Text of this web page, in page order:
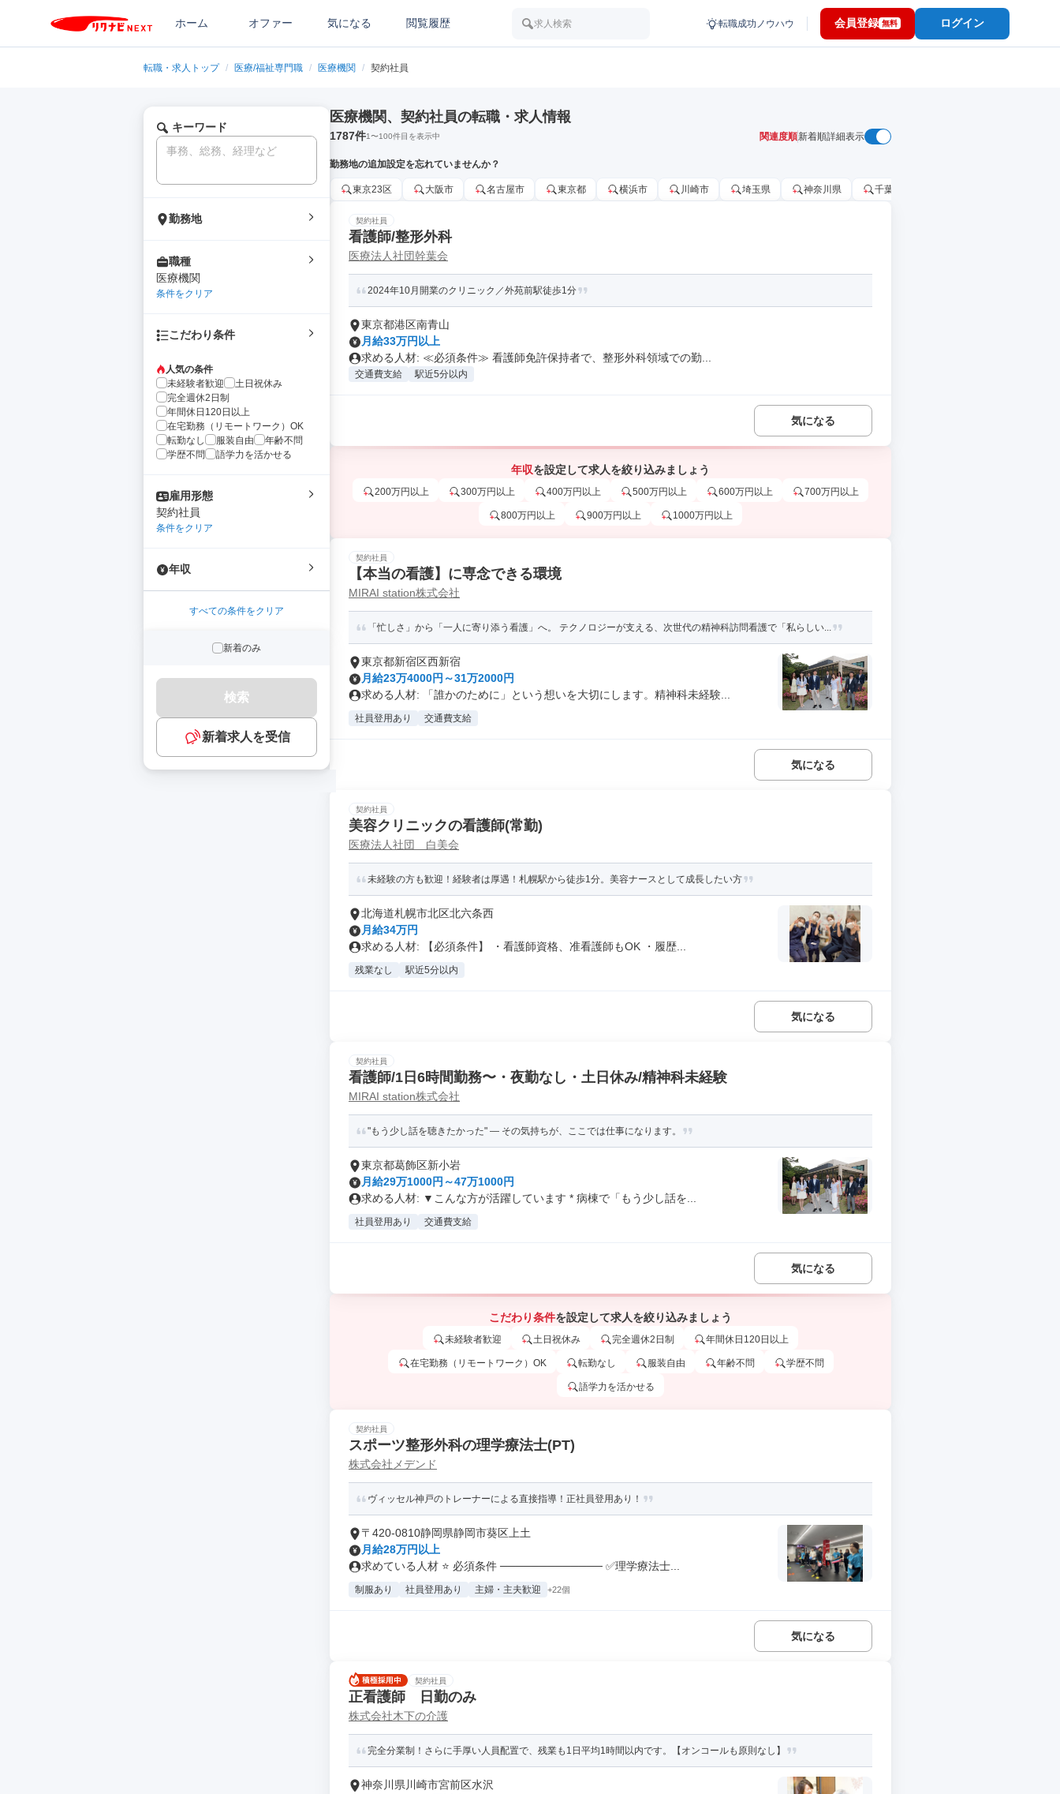
ホーム オファー 気になる 閲覧履歴 求人検索 転職成功ノウハウ 会員登録 無料 ログイン
転職・求人トップ / 医療/福祉専門職 / 医療機関 / 契約社員
キーワード
勤務地
職種
医療機関
条件をクリア
こだわり条件
人気の条件
未経験者歓迎
土日祝休み
完全週休2日制
年間休日120日以上
在宅勤務（リモートワーク）OK
転勤なし
服装自由
年齢不問
学歴不問
語学力を活かせる
雇用形態
契約社員
条件をクリア
年収
すべての条件をクリア
新着のみ
検索
新着求人を受信
医療機関、契約社員の転職・求人情報
1787件1〜100件目を表示中 関連度順新着順詳細表示
勤務地の追加設定を忘れていませんか？
東京23区 大阪市 名古屋市 東京都 横浜市 川崎市 埼玉県 神奈川県 千葉市
契約社員
看護師/整形外科
医療法人社団幹葉会
2024年10月開業のクリニック／外苑前駅徒歩1分
東京都港区南青山
月給33万円以上
求める人材: ≪必須条件≫ 看護師免許保持者で、整形外科領域での勤...
交通費支給 駅近5分以内
気になる
年収を設定して求人を絞り込みましょう
200万円以上 300万円以上 400万円以上 500万円以上 600万円以上 700万円以上
800万円以上 900万円以上 1000万円以上
契約社員
【本当の看護】に専念できる環境
MIRAI station株式会社
「忙しさ」から「一人に寄り添う看護」へ。 テクノロジーが支える、次世代の精神科訪問看護で「私らしい...
東京都新宿区西新宿
月給23万4000円～31万2000円
求める人材: 「誰かのために」という想いを大切にします。精神科未経験...
社員登用あり 交通費支給
気になる
契約社員
美容クリニックの看護師(常勤)
医療法人社団 白美会
未経験の方も歓迎！経験者は厚遇！札幌駅から徒歩1分。美容ナースとして成長したい方
北海道札幌市北区北六条西
月給34万円
求める人材: 【必須条件】 ・看護師資格、准看護師もOK ・履歴...
残業なし 駅近5分以内
気になる
契約社員
看護師/1日6時間勤務〜・夜勤なし・土日休み/精神科未経験
MIRAI station株式会社
"もう少し話を聴きたかった" — その気持ちが、ここでは仕事になります。
東京都葛飾区新小岩
月給29万1000円～47万1000円
求める人材: ▼こんな方が活躍しています * 病棟で「もう少し話を...
社員登用あり 交通費支給
気になる
こだわり条件を設定して求人を絞り込みましょう
未経験者歓迎 土日祝休み 完全週休2日制 年間休日120日以上
在宅勤務（リモートワーク）OK 転勤なし 服装自由 年齢不問 学歴不問
語学力を活かせる
契約社員
スポーツ整形外科の理学療法士(PT)
株式会社メデンド
ヴィッセル神戸のトレーナーによる直接指導！正社員登用あり！
〒420-0810静岡県静岡市葵区上土
月給28万円以上
求めている人材 ⭐ 必須条件 ───────────── ✅理学療法士...
制服あり 社員登用あり 主婦・主夫歓迎 +22個
気になる
契約社員
正看護師 日勤のみ
株式会社木下の介護
完全分業制！さらに手厚い人員配置で、残業も1日平均1時間以内です。【オンコールも原則なし】
神奈川県川崎市宮前区水沢